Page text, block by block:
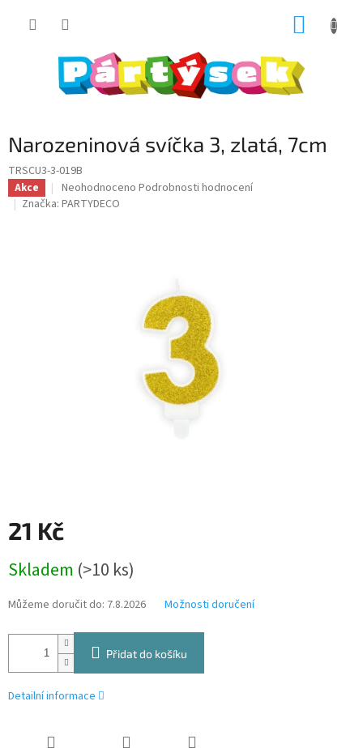
Narozeninová svíčka 3, zlatá, 7cm
TRSCU3-3-019B
Akce
Průměrné
hodnocení
Neohodnoceno Podrobnosti hodnocení
Značka: PARTYDECO
21 Kč
cena:
Skladem (>10 ks)
Můžeme doručit do: 7.8.2026 Možnosti doručení
Přidat do košíku
Detailní informace